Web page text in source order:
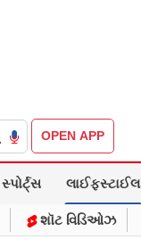
OPEN APP
સ્પોર્ટ્સ લાઈફસ્ટાઈલ
શૉટ વિડિઓઝ